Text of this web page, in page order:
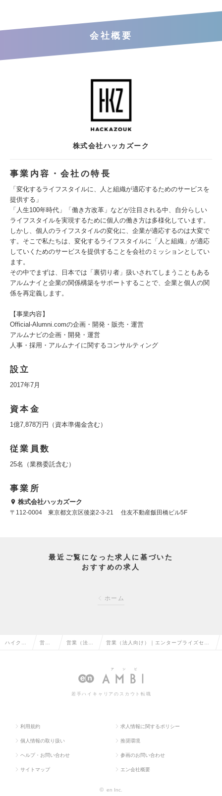
会社概要
株式会社ハッカズーク
事業内容・会社の特長
「変化するライフスタイルに、人と組織が適応するためのサービスを
提供する」
「人生100年時代」「働き方改革」などが注目される中、自分らしい
ライフスタイルを実現するために個人の働き方は多様化しています。
しかし、個人のライフスタイルの変化に、企業が適応するのは大変で
す。そこで私たちは、変化するライフスタイルに「人と組織」が適応
していくためのサービスを提供することを会社のミッションとしてい
ます。
その中でまずは、日本では「裏切り者」扱いされてしまうこともある
アルムナイと企業の関係構築をサポートすることで、企業と個人の関
係を再定義します。
【事業内容】
Official-Alumni.comの企画・開発・販売・運営
アルムナビの企画・開発・運営
人事・採用・アルムナイに関するコンサルティング
設立
2017年7月
資本金
1億7,878万円（資本準備金含む）
従業員数
25名（業務委託含む）
事業所
株式会社ハッカズーク
〒112-0004 東京都文京区後楽2-3-21 住友不動産飯田橋ビル5F
最近ご覧になった求人に基づいた
おすすめの求人
ホーム
ハイクラ 営業 営業（法人 営業（法人向け）｜エンタープライズセー
情報
若手ハイキャリアのスカウト転職
利用規約 求人情報に関するポリシー
個人情報の取り扱い 推奨環境
ヘルプ・お問い合わせ 参画のお問い合わせ
サイトマップ エン会社概要
© en Inc.